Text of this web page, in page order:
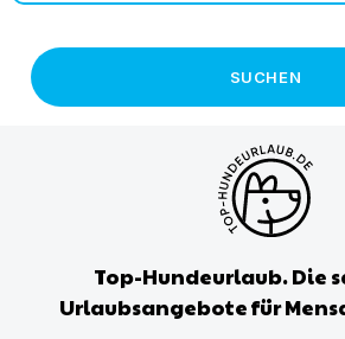
SUCHEN
Top-Hundeurlaub. Die
Urlaubsangebote für